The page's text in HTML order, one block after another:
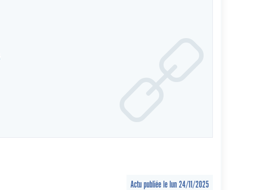
Actu publiée le lun 24/11/2025